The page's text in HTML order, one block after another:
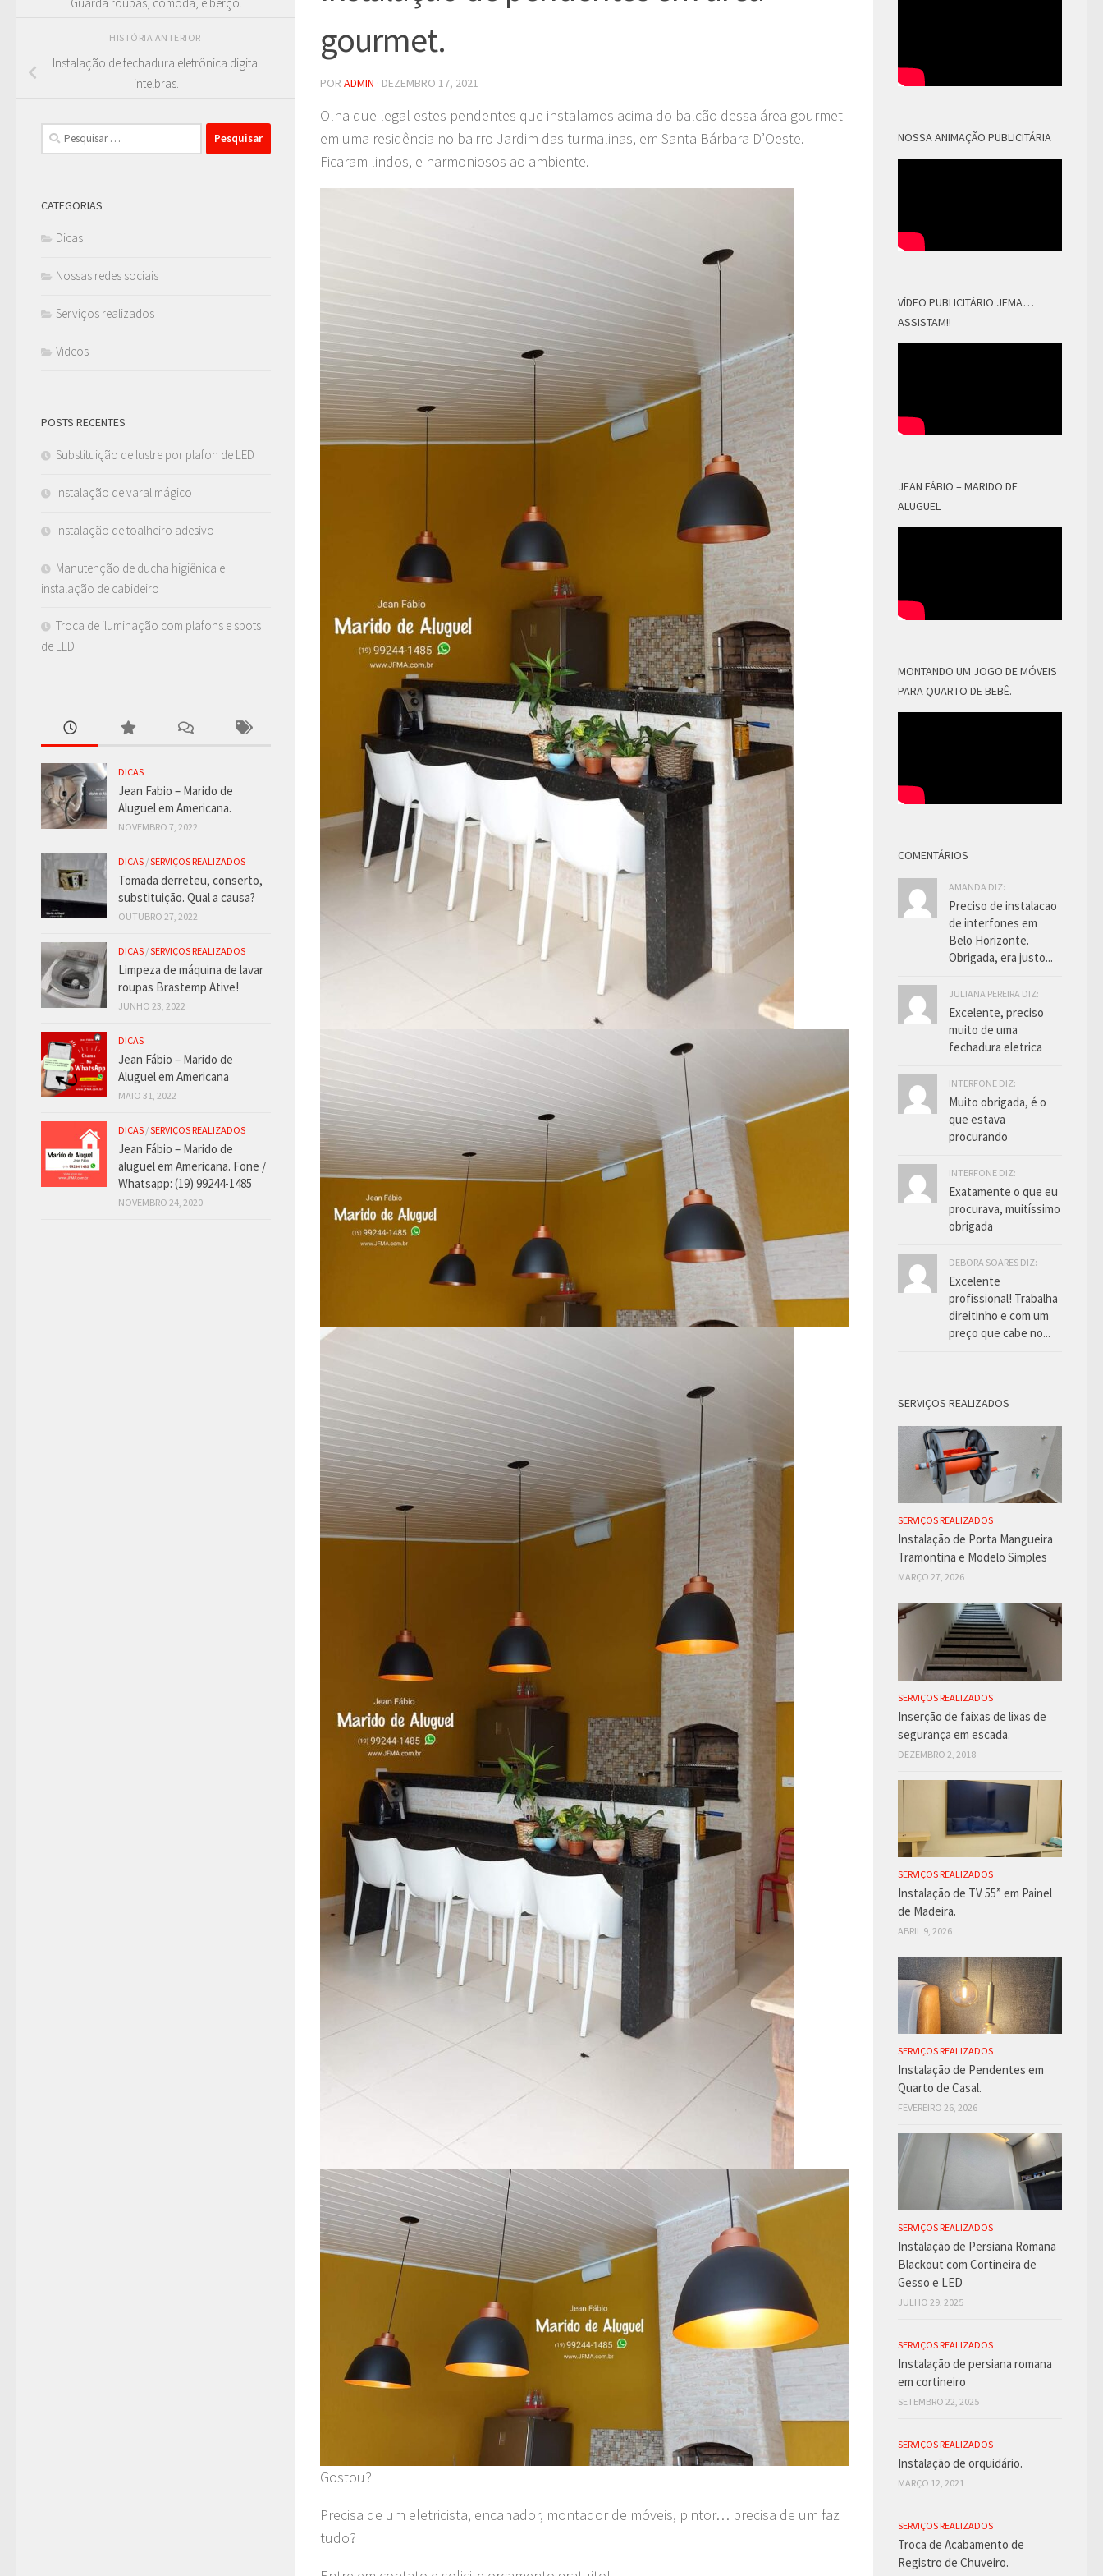
gourmet.
POR ADMIN · DEZEMBRO 17, 2021
Olha que legal estes pendentes que instalamos acima do balcão dessa área gourmet
em uma residência no bairro Jardim das turmalinas, em Santa Bárbara D’Oeste.
Ficaram lindos, e harmoniosos ao ambiente.
Gostou?
Precisa de um eletricista, encanador, montador de móveis, pintor… precisa de um faz
tudo?
Guarda roupas, cômoda, e berço.
HISTÓRIA ANTERIOR
Instalação de fechadura eletrônica digital
intelbras.
Pesquisar
por:
CATEGORIAS
Dicas
Nossas redes sociais
Serviços realizados
Videos
POSTS RECENTES
Substituição de lustre por plafon de LED
Instalação de varal mágico
Instalação de toalheiro adesivo
Manutenção de ducha higiênica e
instalação de cabideiro
Troca de iluminação com plafons e spots
de LED
DICAS
Jean Fabio – Marido de
Aluguel em Americana.
NOVEMBRO 7, 2022
DICAS /SERVIÇOS REALIZADOS
Tomada derreteu, conserto,
substituição. Qual a causa?
OUTUBRO 27, 2022
DICAS /SERVIÇOS REALIZADOS
Limpeza de máquina de lavar
roupas Brastemp Ative!
JUNHO 23, 2022
DICAS
Jean Fábio – Marido de
Aluguel em Americana
MAIO 31, 2022
DICAS /SERVIÇOS REALIZADOS
Jean Fábio – Marido de
aluguel em Americana. Fone /
Whatsapp: (19) 99244-1485
NOVEMBRO 24, 2020
NOSSA ANIMAÇÃO PUBLICITÁRIA
VÍDEO PUBLICITÁRIO JFMA…
ASSISTAM!!
JEAN FÁBIO – MARIDO DE
ALUGUEL
MONTANDO UM JOGO DE MÓVEIS
PARA QUARTO DE BEBÊ.
COMENTÁRIOS
AMANDA DIZ:
Preciso de instalacao
de interfones em
Belo Horizonte.
Obrigada, era justo...
JULIANA PEREIRA DIZ:
Excelente, preciso
muito de uma
fechadura eletrica
INTERFONE DIZ:
Muito obrigada, é o
que estava
procurando
INTERFONE DIZ:
Exatamente o que eu
procurava, muitíssimo
obrigada
DEBORA SOARES DIZ:
Excelente
profissional! Trabalha
direitinho e com um
preço que cabe no...
SERVIÇOS REALIZADOS
SERVIÇOS REALIZADOS
Instalação de Porta Mangueira
Tramontina e Modelo Simples
MARÇO 27, 2026
SERVIÇOS REALIZADOS
Inserção de faixas de lixas de
segurança em escada.
DEZEMBRO 2, 2018
SERVIÇOS REALIZADOS
Instalação de TV 55” em Painel
de Madeira.
ABRIL 9, 2026
SERVIÇOS REALIZADOS
Instalação de Pendentes em
Quarto de Casal.
FEVEREIRO 26, 2026
SERVIÇOS REALIZADOS
Instalação de Persiana Romana
Blackout com Cortineira de
Gesso e LED
JULHO 29, 2025
SERVIÇOS REALIZADOS
Instalação de persiana romana
em cortineiro
SETEMBRO 22, 2025
SERVIÇOS REALIZADOS
Instalação de orquidário.
MARÇO 12, 2021
SERVIÇOS REALIZADOS
Troca de Acabamento de
Registro de Chuveiro.